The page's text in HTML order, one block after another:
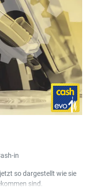
in
so dargestellt wie sie
sind.